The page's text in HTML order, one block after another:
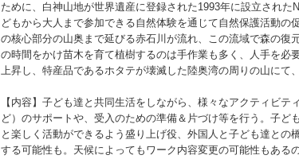
ために、白神山地が世界遺産に登録された1993年に設立され
どもから大人まで参加できる自然体験を通じて自然保護活動
の核心部分の山奥まで延びる赤石川が流れ、この流域で森の復
の時間をかけ苗木を育て植樹するのは手作業も多く、人手を必
上昇し、特産品であるホタテが壊滅した陸奥湾の周りの山にて
【内容】子ども達と共同生活をしながら、様々なアクティビ
ど）のサポートや、受入のための準備＆片づけ等を行う。子
と楽しく活動ができるよう盛り上げ役、外国人と子ども達と
する可能性も。天候によってもワーク内容変更の可能性もある